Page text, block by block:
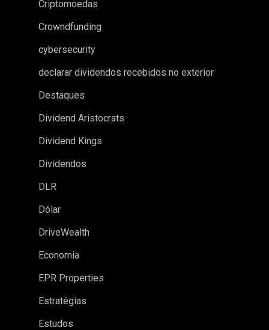
Criptomoedas
Crowndfunding
cybersecurity
declarar dividendos recebidos no exterior
Destaques
Dividend Aristocrats
Dividend Kings
Dividendos
DLR
Dólar
DriveWealth
Economia
EPR Properties
Estratégias
Estudos